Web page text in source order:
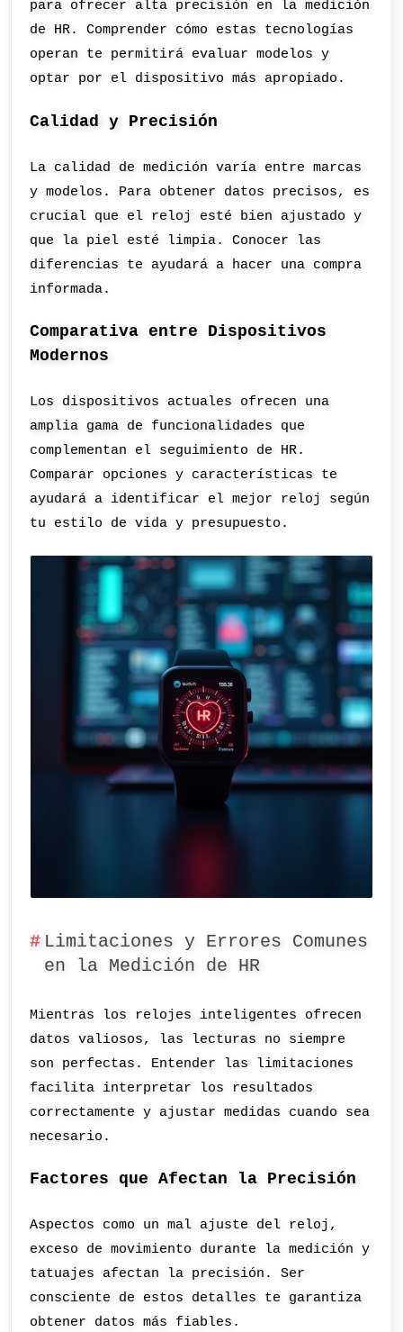
para ofrecer alta precisión en la medición
de HR. Comprender cómo estas tecnologías
operan te permitirá evaluar modelos y
optar por el dispositivo más apropiado.
Calidad y Precisión
La calidad de medición varía entre marcas
y modelos. Para obtener datos precisos, es
crucial que el reloj esté bien ajustado y
que la piel esté limpia. Conocer las
diferencias te ayudará a hacer una compra
informada.
Comparativa entre Dispositivos
Modernos
Los dispositivos actuales ofrecen una
amplia gama de funcionalidades que
complementan el seguimiento de HR.
Comparar opciones y características te
ayudará a identificar el mejor reloj según
tu estilo de vida y presupuesto.
Limitaciones y Errores Comunes
en la Medición de HR
Mientras los relojes inteligentes ofrecen
datos valiosos, las lecturas no siempre
son perfectas. Entender las limitaciones
facilita interpretar los resultados
correctamente y ajustar medidas cuando sea
necesario.
Factores que Afectan la Precisión
Aspectos como un mal ajuste del reloj,
exceso de movimiento durante la medición y
tatuajes afectan la precisión. Ser
consciente de estos detalles te garantiza
obtener datos más fiables.